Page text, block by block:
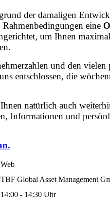
der damaligen
eine
um Ihnen
und den vielen
entschlossen, die
natürlich auch
Informationen und
Web
TBF Global Asset Management
14:00 - 14:30 Uhr